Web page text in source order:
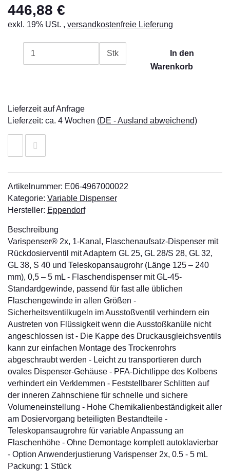
446,88 €
exkl. 19% USt. , versandkostenfreie Lieferung
Stk
In den
Warenkorb
Lieferzeit auf Anfrage
Lieferzeit: ca. 4 Wochen (DE - Ausland abweichend)
Artikelnummer: E06-4967000022
Kategorie: Variable Dispenser
Hersteller: Eppendorf
Beschreibung
Varispenser® 2x, 1-Kanal, Flaschenaufsatz-Dispenser mit
Rückdosierventil mit Adaptern GL 25, GL 28/S 28, GL 32,
GL 38, S 40 und Teleskopansaugrohr (Länge 125 – 240
mm), 0,5 – 5 mL - Flaschendispenser mit GL-45-
Standardgewinde, passend für fast alle üblichen
Flaschengewinde in allen Größen -
Sicherheitsventilkugeln im Ausstoßventil verhindern ein
Austreten von Flüssigkeit wenn die Ausstoßkanüle nicht
angeschlossen ist - Die Kappe des Druckausgleichsventils
kann zur einfachen Montage des Trockenrohrs
abgeschraubt werden - Leicht zu transportieren durch
ovales Dispenser-Gehäuse - PFA-Dichtlippe des Kolbens
verhindert ein Verklemmen - Feststellbarer Schlitten auf
der inneren Zahnschiene für schnelle und sichere
Volumeneinstellung - Hohe Chemikalienbeständigkeit aller
am Dosiervorgang beteiligten Bestandteile -
Teleskopansaugrohre für variable Anpassung an
Flaschenhöhe - Ohne Demontage komplett autoklavierbar
- Option Anwenderjustierung Varispenser 2x, 0.5 - 5 mL
Packung: 1 Stück